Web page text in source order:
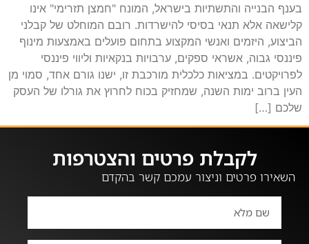
בענף הבנייה והתשתיות בישראל, המונח "חמצן תזרימי" אינו
קלישאה אלא תנאי בסיסי להישרדות. רובם המוחלט של קבלני
הביצוע, היזמים ואנשי המקצוע בתחום פועלים באמצעות מינוף
פיננסי גבוה, אשראי ספקים, ערבויות בנקאיות וליווי פיננסי
לפרויקטים. במציאות כלכלית מורכבת זו, ישנו גורם אחד, סמוי מן
העין ברוב ימות השנה, שמחזיק בכוח לחרוץ את גורלו של העסק
שלכם […]
לקבלת פרטים והצטרפות
השאירו פרטים וניצור עמכם קשר בהקדם